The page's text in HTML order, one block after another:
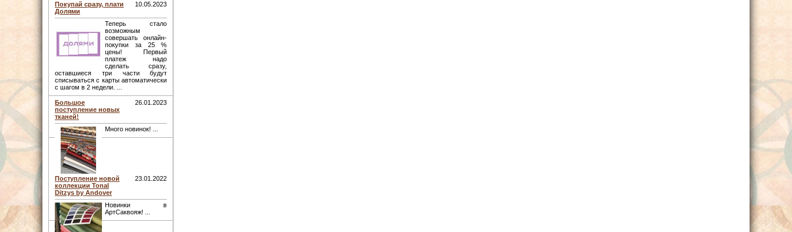
Покупай сразу, плати
Долями
10.05.2023
Теперь стало
возможным
совершать онлайн-
покупки за 25 %
цены! Первый
платеж надо
сделать сразу,
оставшиеся три части будут
списываться с карты автоматически
с шагом в 2 недели. ...
Большое
поступление новых
тканей!
26.01.2023
Много новинок! ...
Поступление новой
коллекции Tonal
Ditzys by Andover
23.01.2022
Новинки в
АртСаквояж! ...